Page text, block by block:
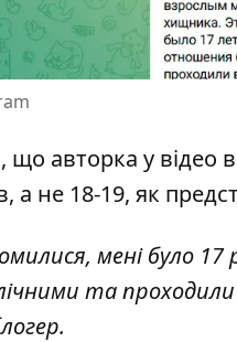
що авторка у
а не 18-19, як
мені було 17
та